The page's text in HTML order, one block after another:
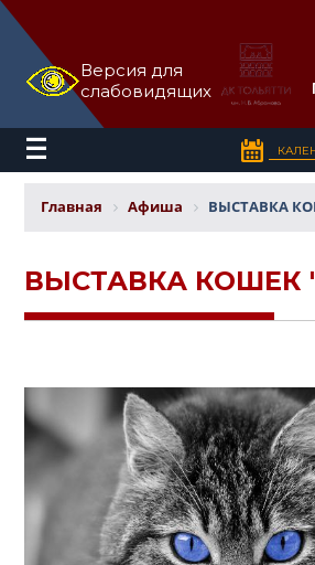
Версия для
слабовидящих
Главная Афиша ВЫСТАВКА
ВЫСТАВКА КОШЕК